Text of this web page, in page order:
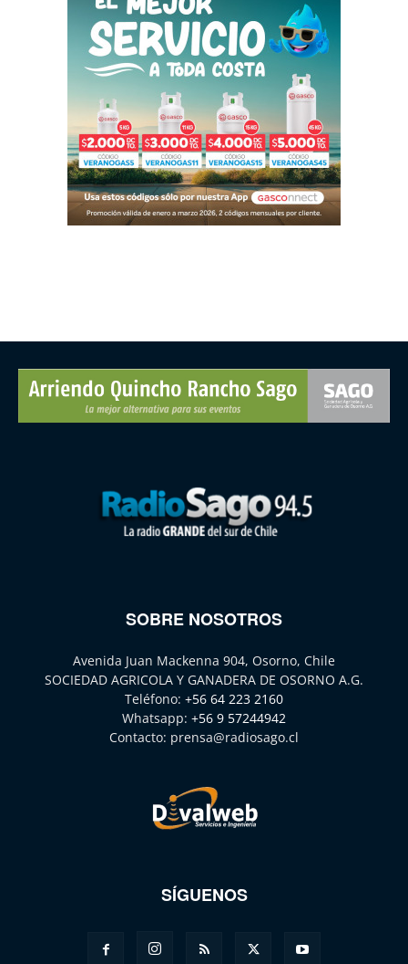
SOBRE NOSOTROS
Avenida Juan Mackenna 904, Osorno, Chile
SOCIEDAD AGRICOLA Y GANADERA DE OSORNO A.G.
Teléfono: +56 64 223 2160
Whatsapp: +56 9 57244942
Contacto: prensa@radiosago.cl
SÍGUENOS